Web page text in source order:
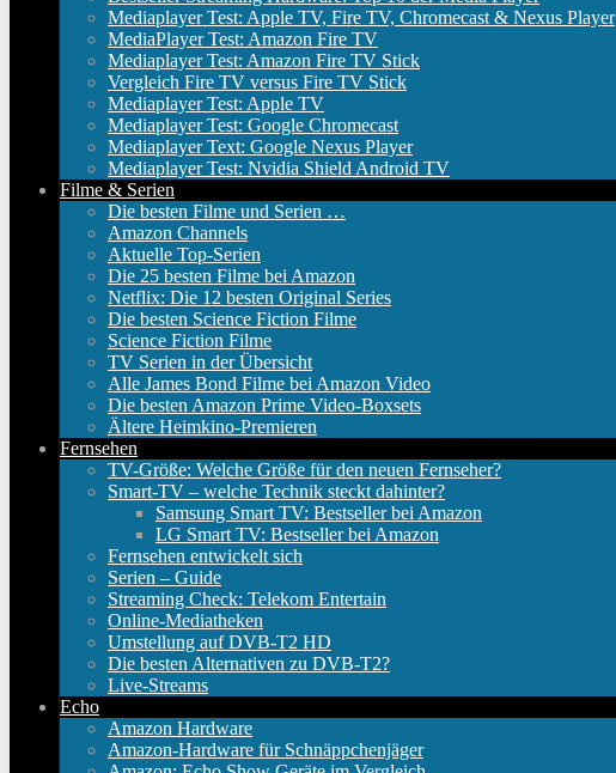
Mediaplayer Test: Apple TV, Fire TV, Chromecast & Nexus Player
MediaPlayer Test: Amazon Fire TV
Mediaplayer Test: Amazon Fire TV Stick
Vergleich Fire TV versus Fire TV Stick
Mediaplayer Test: Apple TV
Mediaplayer Test: Google Chromecast
Mediaplayer Text: Google Nexus Player
Mediaplayer Test: Nvidia Shield Android TV
Filme & Serien
Die besten Filme und Serien …
Amazon Channels
Aktuelle Top-Serien
Die 25 besten Filme bei Amazon
Netflix: Die 12 besten Original Series
Die besten Science Fiction Filme
Science Fiction Filme
TV Serien in der Übersicht
Alle James Bond Filme bei Amazon Video
Die besten Amazon Prime Video-Boxsets
Ältere Heimkino-Premieren
Fernsehen
TV-Größe: Welche Größe für den neuen Fernseher?
Smart-TV – welche Technik steckt dahinter?
Samsung Smart TV: Bestseller bei Amazon
LG Smart TV: Bestseller bei Amazon
Fernsehen entwickelt sich
Serien – Guide
Streaming Check: Telekom Entertain
Online-Mediatheken
Umstellung auf DVB-T2 HD
Die besten Alternativen zu DVB-T2?
Live-Streams
Echo
Amazon Hardware
Amazon-Hardware für Schnäppchenjäger